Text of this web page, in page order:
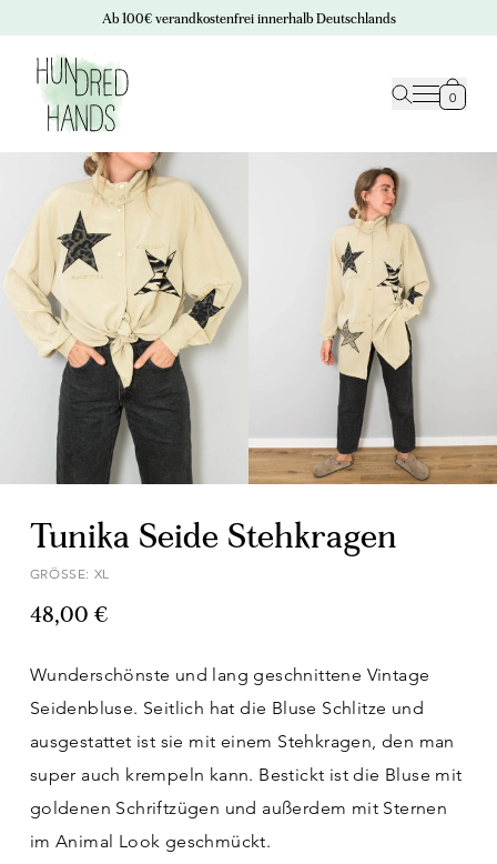
Ab 100€ verandkostenfrei innerhalb Deutschlands
0
Tunika Seide Stehkragen
GRÖSSE: XL
48,00 €
Wunderschönste und lang geschnittene Vintage
Seidenbluse. Seitlich hat die Bluse Schlitze und
ausgestattet ist sie mit einem Stehkragen, den man
super auch krempeln kann. Bestickt ist die Bluse mit
goldenen Schriftzügen und außerdem mit Sternen
im Animal Look geschmückt.